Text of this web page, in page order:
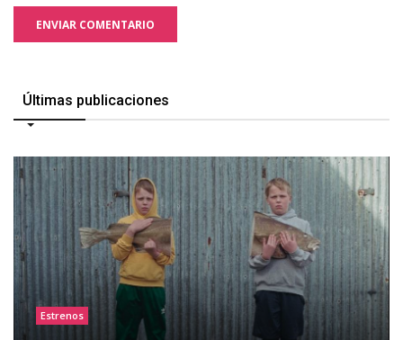
ENVIAR COMENTARIO
Últimas publicaciones
Estrenos